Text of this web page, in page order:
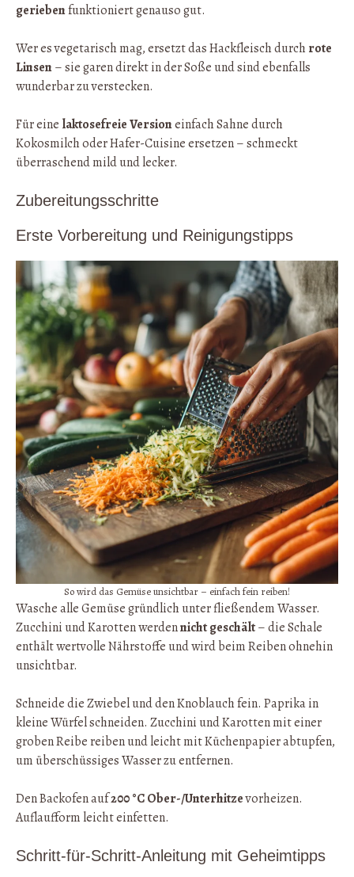
geriebenfunktioniert genauso gut.
Wer es vegetarisch mag, ersetzt das Hackfleisch durchrote
Linsen– sie garen direkt in der Soße und sind ebenfalls
wunderbar zu verstecken.
Für eine laktosefreie Versioneinfach Sahne durch
Kokosmilch oder Hafer-Cuisine ersetzen – schmeckt
überraschend mild und lecker.
Zubereitungsschritte
Erste Vorbereitung und Reinigungstipps
So wird das Gemüse unsichtbar – einfach fein reiben!
Wasche alle Gemüse gründlich unter fließendem Wasser.
Zucchini und Karotten werdennicht geschält– die Schale
enthält wertvolle Nährstoffe und wird beim Reiben ohnehin
unsichtbar.
Schneide die Zwiebel und den Knoblauch fein. Paprika in
kleine Würfel schneiden. Zucchini und Karotten mit einer
groben Reibe reiben und leicht mit Küchenpapier abtupfen,
um überschüssiges Wasser zu entfernen.
Den Backofen auf200 °C Ober-/Unterhitzevorheizen.
Auflaufform leicht einfetten.
Schritt-für-Schritt-Anleitung mit Geheimtipps